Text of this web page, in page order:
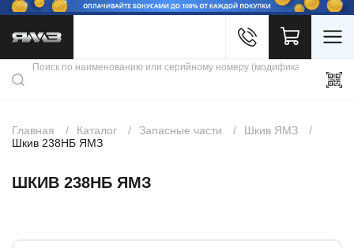
Каталог продукции
Скидки
Контакты
Главная Каталог Запасные части
Шкив ЯМЗ
Шкив 238НБ ЯМЗ
ШКИВ 238НБ ЯМЗ